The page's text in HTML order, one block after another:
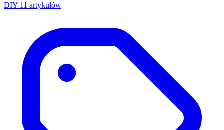
DIY 11 artykułów